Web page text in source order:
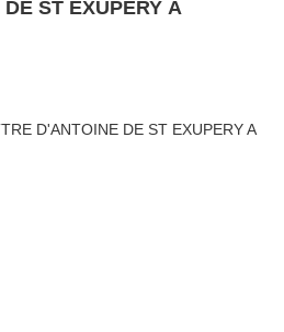
ST EXUPERY A